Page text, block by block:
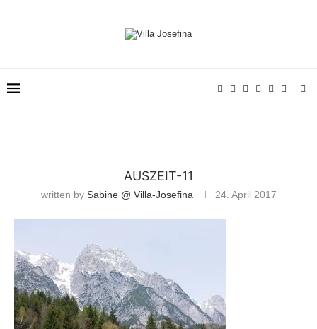
AUSZEIT-11
written by Sabine @ Villa-Josefina 24. April 2017